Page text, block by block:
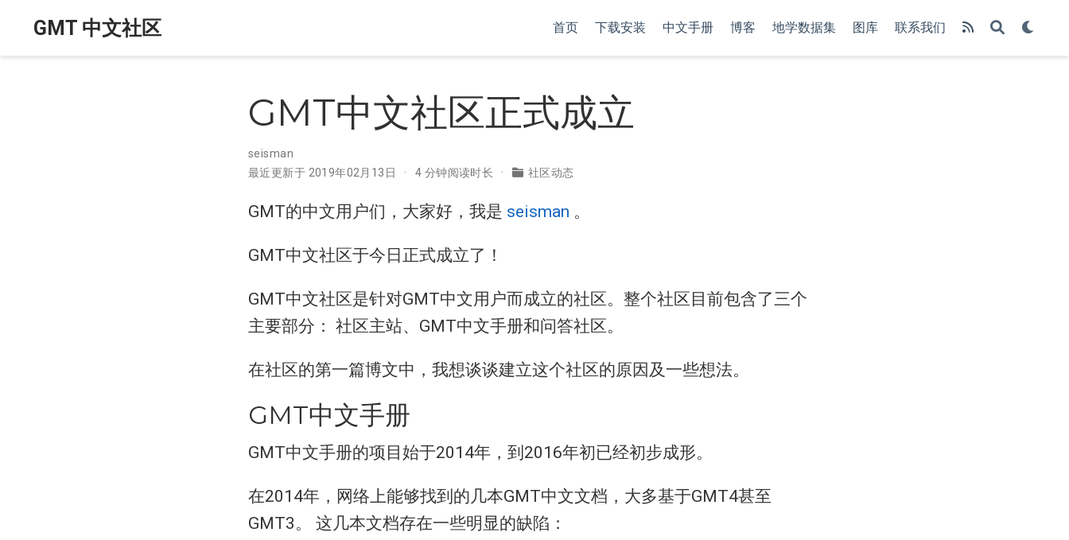
GMT 中文社区 首页 下载安装 中文手册 博客 地学数据集 图库 联系我们
GMT中文社区正式成立
seisman
最近更新于 2019年02月13日
4 分钟阅读时长 社区动态
GMT的中文用户们，大家好，我是 seisman 。
GMT中文社区于今日正式成立了！
GMT中文社区是针对GMT中文用户而成立的社区。整个社区目前包含了三个
主要部分： 社区主站、GMT中文手册和问答社区。
在社区的第一篇博文中，我想谈谈建立这个社区的原因及一些想法。
GMT中文手册
GMT中文手册的项目始于2014年，到2016年初已经初步成形。
在2014年，网络上能够找到的几本GMT中文文档，大多基于GMT4甚至
GMT3。 这几本文档存在一些明显的缺陷：